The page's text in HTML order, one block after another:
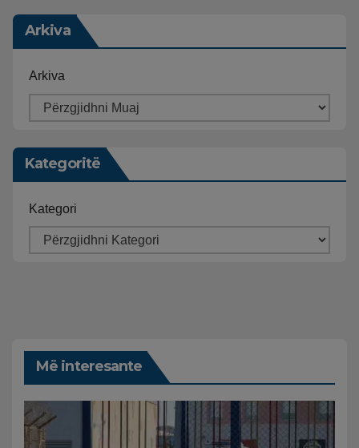
Arkiva
Arkiva
Kategoritë
Kategori
Më interesante